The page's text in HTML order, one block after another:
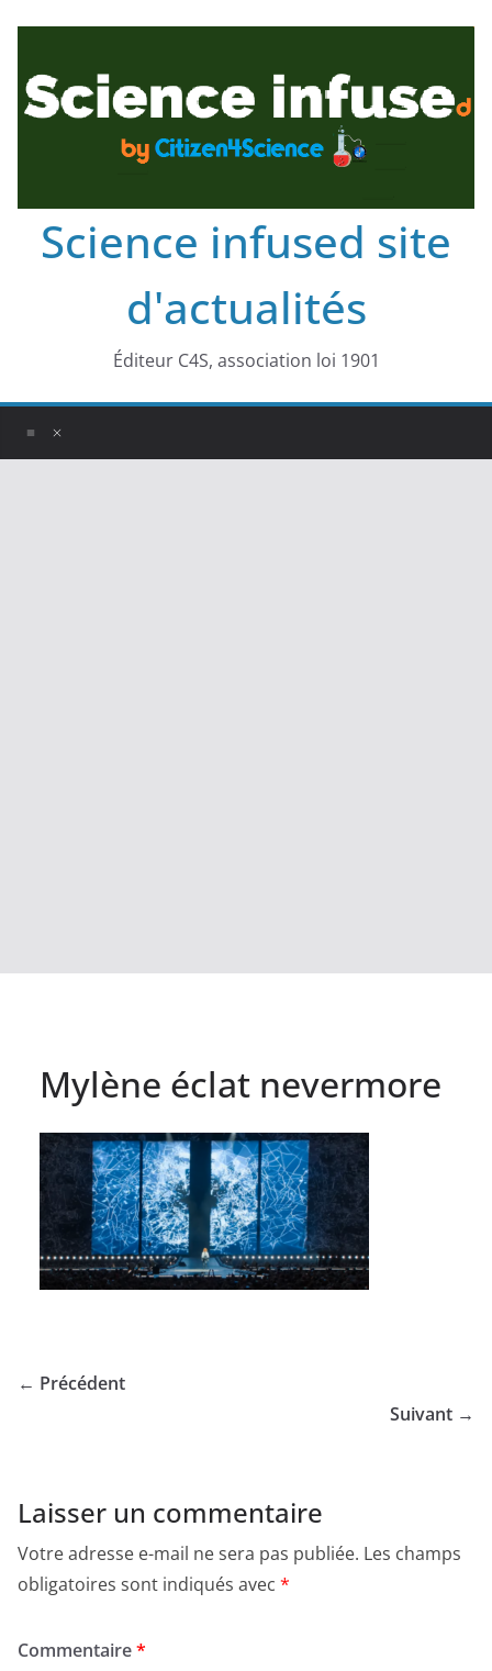
Science infused site
d'actualités
Éditeur C4S, association loi 1901
Mylène éclat nevermore
← Précédent
Suivant →
Laisser un commentaire
Votre adresse e-mail ne sera pas publiée. Les champs
obligatoires sont indiqués avec *
Commentaire*